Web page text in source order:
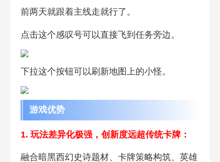
前两天就跟着主线走就行了。
点击这个感叹号可以直接飞到任务旁边。
下拉这个按钮可以刷新地图上的小怪。
游戏优势
1. 玩法差异化极强，创新度远超传统卡牌：
融合暗黑西幻史诗题材、卡牌策略构筑、英雄